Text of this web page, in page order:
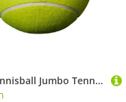
Wilson Tennisball Jumbo Tennisball 9in - 1 Giantbälle - Giantball - (1er Pack)